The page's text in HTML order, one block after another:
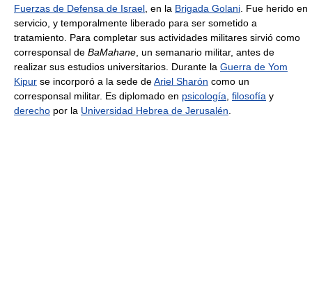
Fuerzas de Defensa de Israel , en la Brigada Golani . Fue herido en
servicio, y temporalmente liberado para ser sometido a
tratamiento. Para completar sus actividades militares sirvió como
corresponsal de BaMahane , un semanario militar, antes de
realizar sus estudios universitarios. Durante la Guerra de Yom
Kipur se incorporó a la sede deAriel Sharón como un
corresponsal militar. Es diplomado en psicología filosofía y
derecho por la Universidad Hebrea de Jerusalén